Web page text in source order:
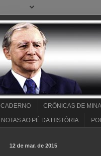
CADERNO CRÔNICAS DE
NOTAS AO PÉ DA HISTÓRIA
12 de mar. de 2015